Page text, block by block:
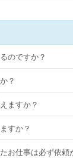
のですか？
？
ますか？
すか？
お仕事は必ず依頼